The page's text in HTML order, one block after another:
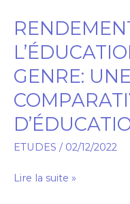
GENRE:
ETUDES / 02/12/2022
RENDEMENT
SALARIAL
DE
L’ÉDUCATION
SELON
LE
UNE
ANALYSE
Lire la suite »